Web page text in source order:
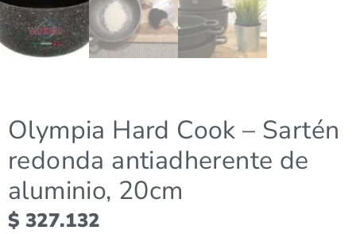
Olympia Hard Cook – Sartén
redonda antiadherente de
aluminio, 20cm
$ 327.132